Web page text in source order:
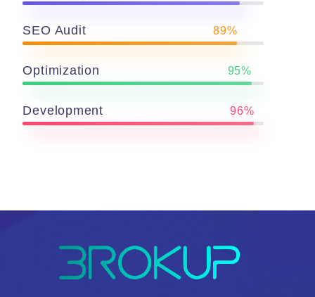
SEO Audit 89%
Optimization 95%
Development 96%